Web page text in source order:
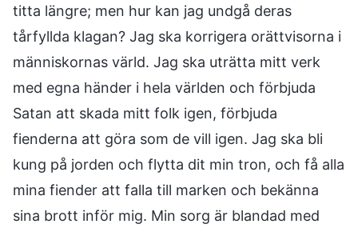
titta längre; men hur kan jag undgå deras
tårfyllda klagan? Jag ska korrigera orättvisorna i
människornas värld. Jag ska uträtta mitt verk
med egna händer i hela världen och förbjuda
Satan att skada mitt folk igen, förbjuda
fienderna att göra som de vill igen. Jag ska bli
kung på jorden och flytta dit min tron, och få alla
mina fiender att falla till marken och bekänna
sina brott inför mig. Min sorg är blandad med